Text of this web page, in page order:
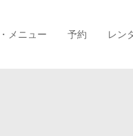
メニュー 予約 レン